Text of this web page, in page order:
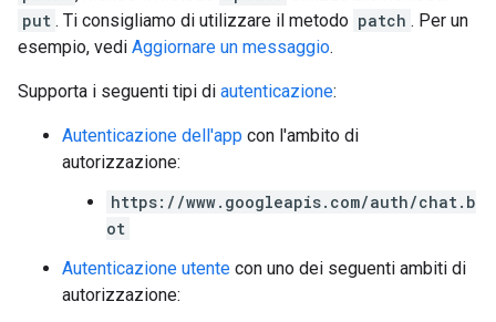
put . Ti consigliamo di utilizzare il metodo patch . Per un
esempio, vedi Aggiornare un messaggio.
Supporta i seguenti tipi di autenticazione:
Autenticazione dell'app con l'ambito di
autorizzazione:
https://www.googleapis.com/auth/chat.b
ot
Autenticazione utente con uno dei seguenti ambiti di
autorizzazione: